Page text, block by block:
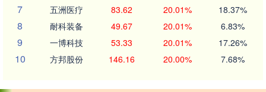
7 五洲医疗 83.62 20.01% 18.37%
8 耐科装备 49.67 20.01% 6.83%
9 一博科技 53.33 20.01% 17.26%
10 方邦股份 146.16 20.00% 7.68%